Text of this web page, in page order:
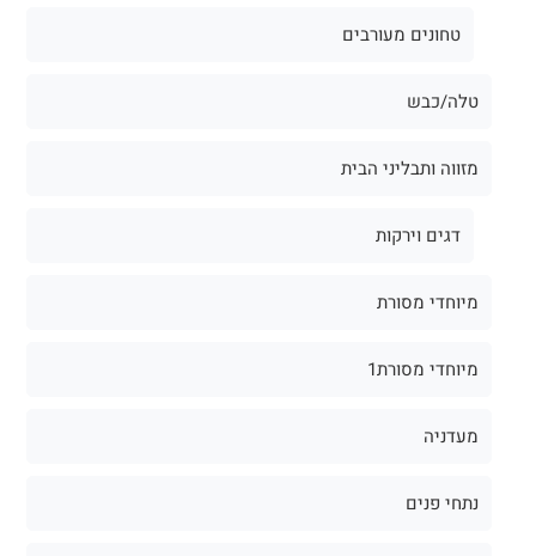
טחונים מעורבים
טלה/כבש
מזווה ותבליני הבית
דגים וירקות
מיוחדי מסורת
מיוחדי מסורת1
מעדניה
נתחי פנים